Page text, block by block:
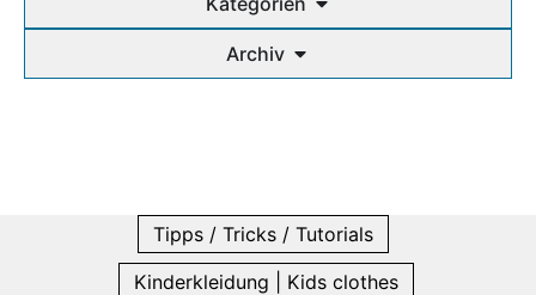
Archiv
Tipps / Tricks / Tutorials
Kinderkleidung | Kids clothes